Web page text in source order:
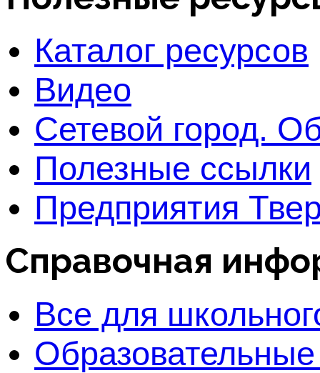
Каталог ресурсов
Видео
Сетевой город.
Полезные ссылки
Предприятия
Справочная
Все для